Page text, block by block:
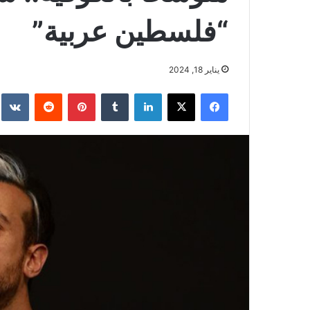
“فلسطين عربية”
يناير 18, 2024
فيسبوك ‫X لينكدإن بينتيريست